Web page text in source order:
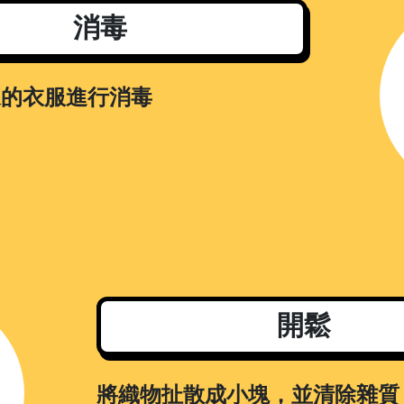
消毒
衣服進行消毒
開鬆
將織物扯散成小塊，並清除雜質